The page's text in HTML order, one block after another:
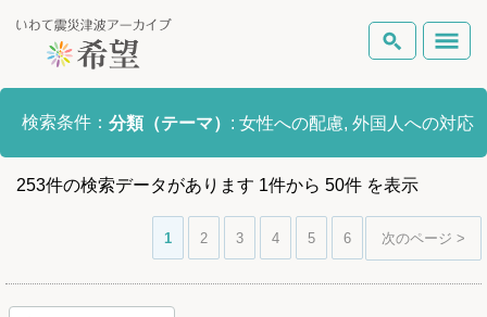
いわて震災津波アーカイブとは
岩手県の被害状況
検索
検索条件： 分類（テーマ） : 女性への配慮, 外国人への対応
253件の検索データがあります 1件から 50件 を表示
1 2 3 4 5 6 次のページ >